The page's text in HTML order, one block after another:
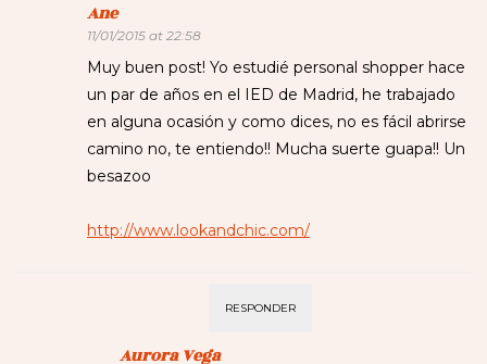
Ane
11/01/2015 at 22:58
Muy buen post! Yo estudié personal shopper hace
un par de años en el IED de Madrid, he trabajado
en alguna ocasión y como dices, no es fácil abrirse
camino no, te entiendo!! Mucha suerte guapa!! Un
besazoo
http://www.lookandchic.com/
RESPONDER
Aurora Vega